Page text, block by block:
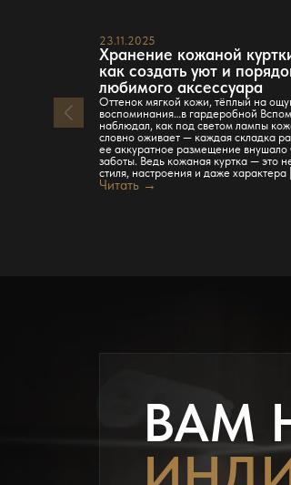
23.11.2025
Хранение кожаной
как создать уют и
любимого аксессуара
Оттенок мягкой кожи, тёплый на
воспоминания…в гардеробной
наблюдал, как под светом лампы
словно оживает — каждая складка
ее аккуратное размещение внушало
заботы. Ведь кожаная куртка — это
стиля, настроения и даже
Читать →
ВАМ